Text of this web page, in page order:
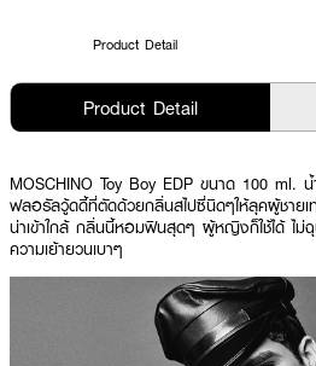
Product Detail
Product Detail
MOSCHINO Toy Boy EDP ขนาด 100 ml.
ฟลอรัลวู้ดดี้ที่ตัดด้วยกลิ่นสไปซี่นิดๆให้ลุคผู้ชายเ
น่าเข้าใกล้ กลิ่นนี้หอมฟินสุดๆ ผู้หญิงก็ใช้ได้ ไม่
ความเย้ายวนเบาๆ